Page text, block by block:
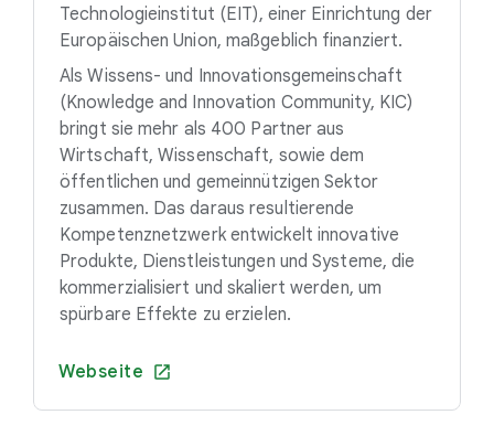
Technologieinstitut (EIT), einer Einrichtung der
Europäischen Union, maßgeblich finanziert.
Als Wissens- und Innovationsgemeinschaft
(Knowledge and Innovation Community, KIC)
bringt sie mehr als 400 Partner aus
Wirtschaft, Wissenschaft, sowie dem
öffentlichen und gemeinnützigen Sektor
zusammen. Das daraus resultierende
Kompetenznetzwerk entwickelt innovative
Produkte, Dienstleistungen und Systeme, die
kommerzialisiert und skaliert werden, um
spürbare Effekte zu erzielen.
Webseite